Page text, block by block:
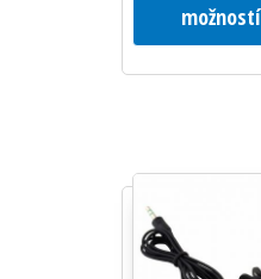
možností